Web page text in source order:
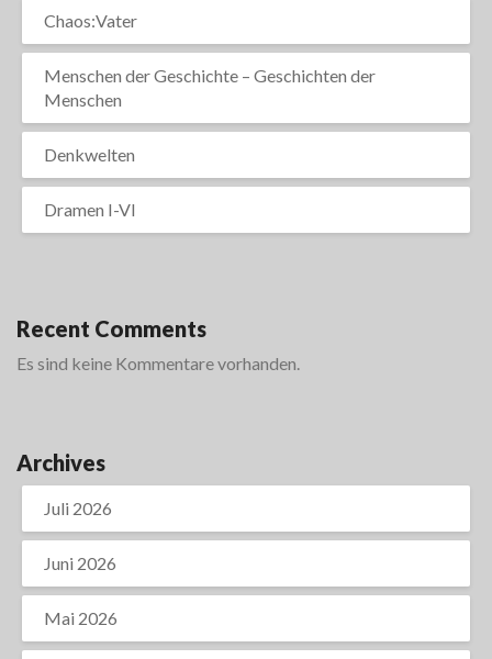
Chaos:Vater
Menschen der Geschichte – Geschichten der
Menschen
Denkwelten
Dramen I-VI
Recent Comments
Es sind keine Kommentare vorhanden.
Archives
Juli 2026
Juni 2026
Mai 2026